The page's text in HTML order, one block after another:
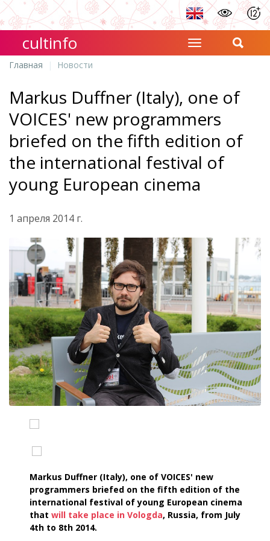
cultinfo
Главная Новости
Markus Duffner (Italy), one of
VOICES' new programmers
briefed on the fifth edition of
the international festival of
young European cinema
1 апреля 2014 г.
Markus Duffner (Italy), one of VOICES' new
programmers briefed on the fifth edition of the
international festival of young European cinema
that will take place in Vologda, Russia, from July
4th to 8th 2014.